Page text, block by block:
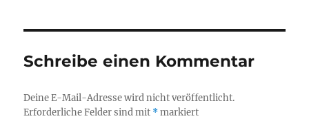
Schreibe einen Kommentar
Deine E-Mail-Adresse wird nicht veröffentlicht.
Erforderliche Felder sind mit *markiert